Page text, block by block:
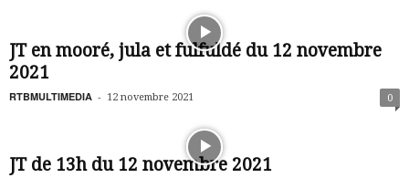
JT en mooré, jula et fulfuldé du 12 novembre
2021
RTBMULTIMEDIA - 12 novembre 2021 0
JT de 13h du 12 novembre 2021